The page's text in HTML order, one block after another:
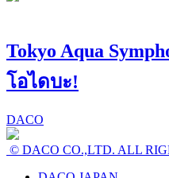
Tokyo Aqua
โอไดบะ!
DACO
© DACO CO.,LTD. ALL